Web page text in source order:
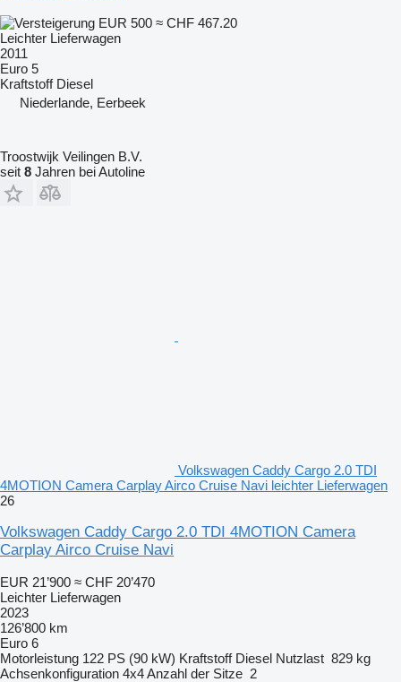
EUR 500 ≈ CHF 467.20
Leichter Lieferwagen
2011
Euro 5
Kraftstoff Diesel
Niederlande, Eerbeek
Troostwijk Veilingen B.V.
seit 8 Jahren bei Autoline
Volkswagen Caddy Cargo 2.0 TDI
4MOTION Camera Carplay Airco Cruise Navi leichter Lieferwagen
26
Volkswagen Caddy Cargo 2.0 TDI 4MOTION Camera
Carplay Airco Cruise Navi
EUR 21’900 ≈ CHF 20’470
Leichter Lieferwagen
2023
126’800 km
Euro 6
Motorleistung 122 PS (90 kW) Kraftstoff Diesel Nutzlast 829 kg
Achsenkonfiguration 4x4Anzahl der Sitze 2